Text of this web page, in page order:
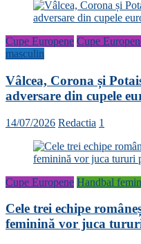
Cupe Europene Cupe
masculin
Vâlcea, Corona și
adversare din cupele
14/07/2026 Redactia 1
Cupe Europene Handbal
Cele trei echipe
feminină vor juca